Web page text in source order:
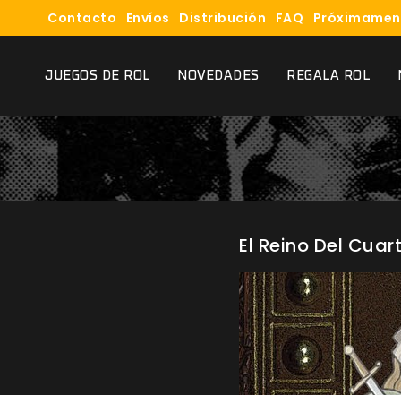
Contacto Envíos Distribución FAQ
JUEGOS DE ROL NOVEDADES REGALA ROL
El Reino Del